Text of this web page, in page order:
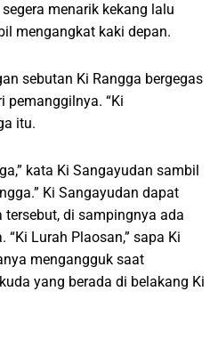
menarik kekang lalu
mengangkat kaki depan.
sebutan Ki Rangga bergegas
pemanggilnya. “Ki
itu.
kata Ki Sangayudan sambil
Ki Sangayudan dapat
di sampingnya ada
“Ki Lurah Plaosan,” sapa Ki
mengangguk saat
yang berada di belakang Ki